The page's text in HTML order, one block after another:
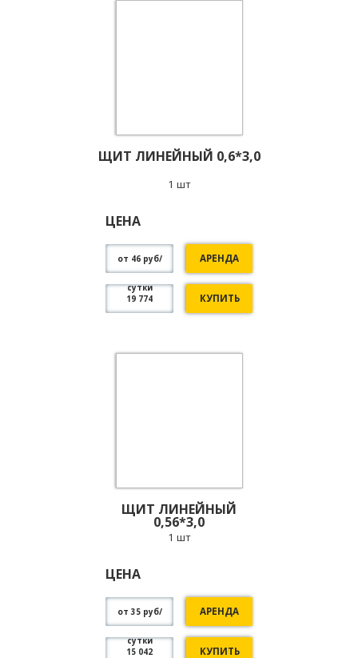
ЩИТ ЛИНЕЙНЫЙ 0,6*3,0
1 шт
ЦЕНА
от 46 руб/
сутки
АРЕНДА
19 774 КУПИТЬ
ЩИТ ЛИНЕЙНЫЙ
0,56*3,0
1 шт
ЦЕНА
от 35 руб/
сутки
АРЕНДА
15 042 КУПИТЬ